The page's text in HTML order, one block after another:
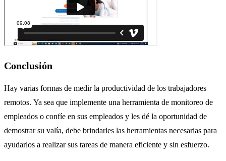
Conclusión
Hay varias formas de medir la productividad de los trabajadores
remotos. Ya sea que implemente una herramienta de monitoreo de
empleados o confíe en sus empleados y les dé la oportunidad de
demostrar su valía, debe brindarles las herramientas necesarias para
ayudarlos a realizar sus tareas de manera eficiente y sin esfuerzo.